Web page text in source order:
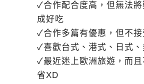
✓合作配合度高，但無法將
成好吃
✓合作多篇有優惠，但不接
✓喜歡台式、港式、日式
✓最近迷上歐洲旅遊，而且
省XD